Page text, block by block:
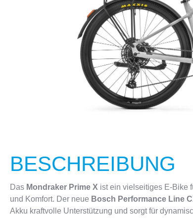
BESCHREIBUNG
Das Mondraker Prime X ist ein vielseitiges E-Bike
und Komfort. Der neue Bosch Performance Line
Akku kraftvolle Unterstützung und sorgt für